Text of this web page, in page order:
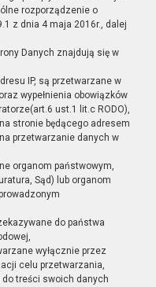
rozporządzenie o
z dnia 4 maja 2016r., dalej
Danych znajdują się w
IP, są przetwarzane w
wypełnienia obowiązków
ust.1 lit.c RODO),
stronie będącego adresem
przetwarzanie danych w
organom państwowym,
Sąd) lub organom
do państwa
wyłącznie przez
celu przetwarzania,
do treści swoich danych